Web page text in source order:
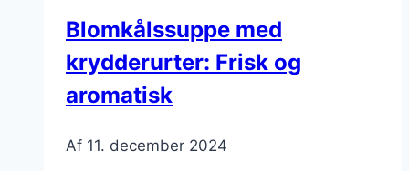
Blomkålssuppe med
krydderurter: Frisk og
aromatisk
Af 11. december 2024